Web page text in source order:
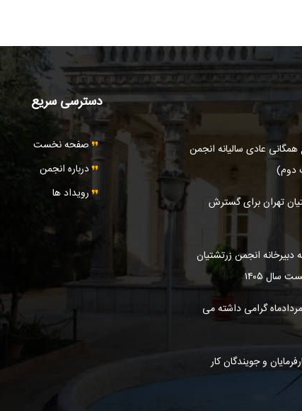
دسترسی سریع
صفحه نخست
درباره انجمن
رویداد ها
عادى ساليانه انجمن
دوم)
تهران برای گسترش
دبیرخانه انجمن زرتشتیان
سال ۱۴۰۵
گرامی داشته می
و جویندگان کار